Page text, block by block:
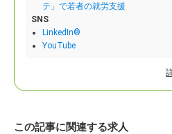
テ」で若者の就労支援
SNS
LinkedIn®
YouTube
この記事に関連する求人